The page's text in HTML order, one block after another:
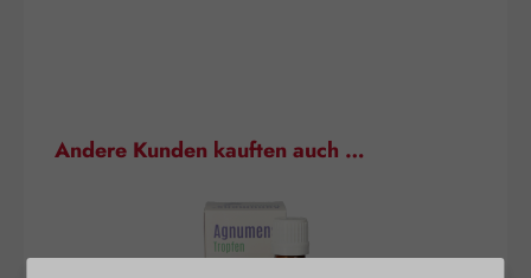
Produktgalerie überspringen
Andere Kunden kauften auch …